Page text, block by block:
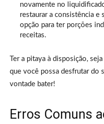
novamente no
restaurar a consistência e
opção para ter porções
receitas.
Ter a pitaya à disposição,
que você possa desfrutar do
vontade bater!
Erros Comuns